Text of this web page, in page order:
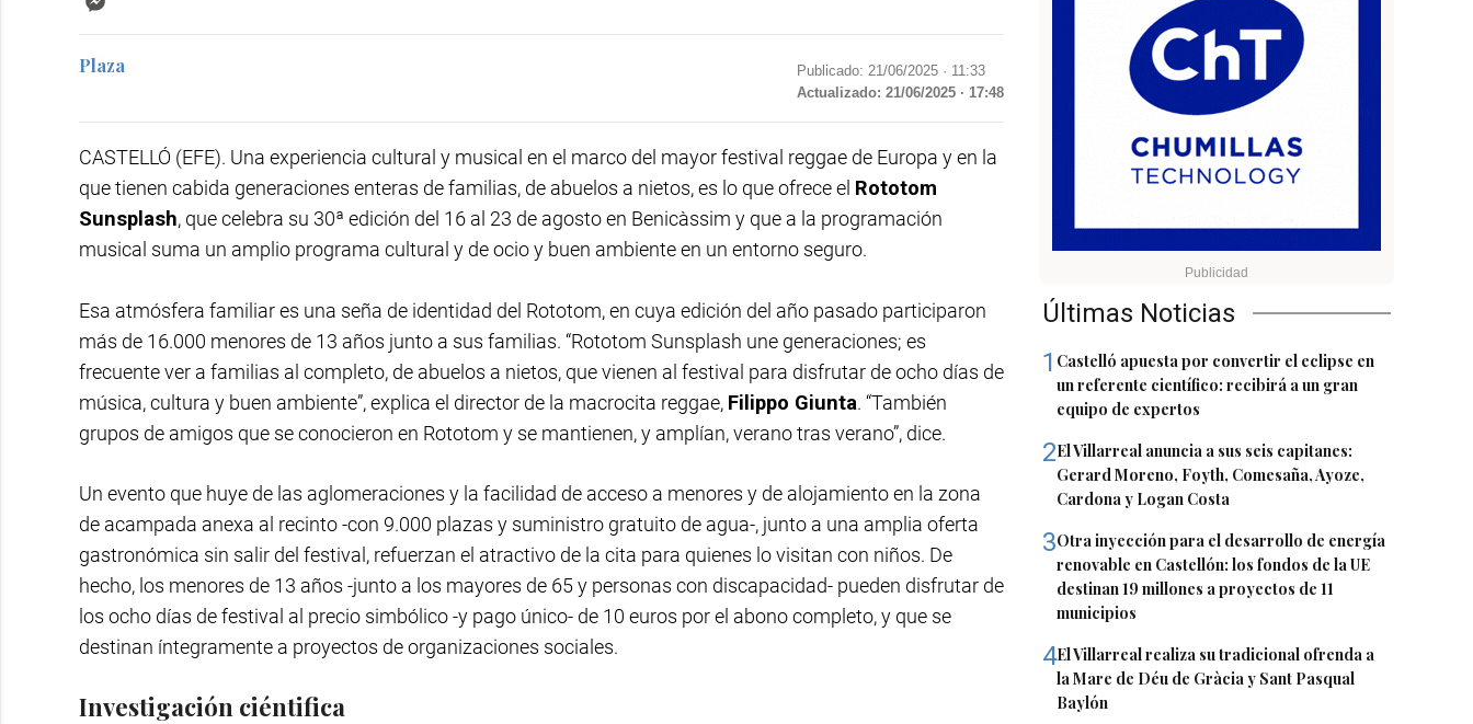
Últimas Noticias
1 Castelló apuesta por convertir el eclipse en
un referente científico: recibirá a un gran
equipo de expertos
2El Villarreal anuncia a sus seis capitanes:
Gerard Moreno, Foyth, Comesaña, Ayoze,
Cardona y Logan Costa
3Otra inyección para el desarrollo de energía
renovable en Castellón: los fondos de la UE
destinan 19 millones a proyectos de 11
municipios
4El Villarreal realiza su tradicional ofrenda a
la Mare de Déu de Gràcia y Sant Pasqual
Baylón
Plaza Publicado: 21/06/2025 · 11:33
Actualizado: 21/06/2025 · 17:48
CASTELLÓ (EFE). Una experiencia cultural y musical en el marco del mayor festival reggae de Europa y en la
que tienen cabida generaciones enteras de familias, de abuelos a nietos, es lo que ofrece el Rototom
Sunsplash, que celebra su 30ª edición del 16 al 23 de agosto en Benicàssim y que a la programación
musical suma un amplio programa cultural y de ocio y buen ambiente en un entorno seguro.
Esa atmósfera familiar es una seña de identidad del Rototom, en cuya edición del año pasado participaron
más de 16.000 menores de 13 años junto a sus familias. “Rototom Sunsplash une generaciones; es
frecuente ver a familias al completo, de abuelos a nietos, que vienen al festival para disfrutar de ocho días de
música, cultura y buen ambiente”, explica el director de la macrocita reggae, Filippo Giunta. “También
grupos de amigos que se conocieron en Rototom y se mantienen, y amplían, verano tras verano”, dice.
Un evento que huye de las aglomeraciones y la facilidad de acceso a menores y de alojamiento en la zona
de acampada anexa al recinto -con 9.000 plazas y suministro gratuito de agua-, junto a una amplia oferta
gastronómica sin salir del festival, refuerzan el atractivo de la cita para quienes lo visitan con niños. De
hecho, los menores de 13 años -junto a los mayores de 65 y personas con discapacidad- pueden disfrutar de
los ocho días de festival al precio simbólico -y pago único- de 10 euros por el abono completo, y que se
destinan íntegramente a proyectos de organizaciones sociales.
Investigación ciéntifica